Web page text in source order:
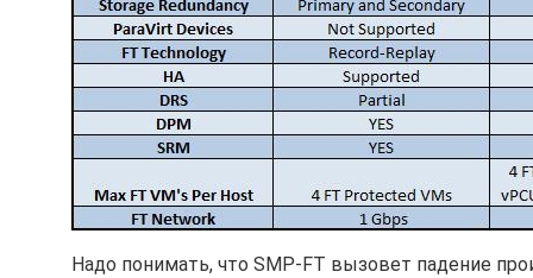
Надо понимать, что SMP-FT вызовет падение